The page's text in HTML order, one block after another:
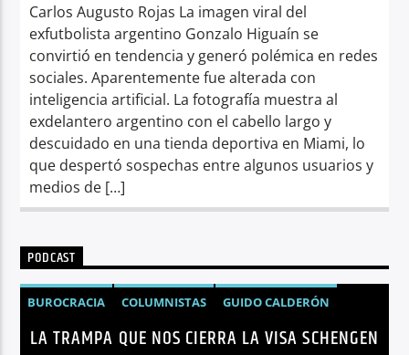
Carlos Augusto Rojas La imagen viral del
exfutbolista argentino Gonzalo Higuaín se
convirtió en tendencia y generó polémica en redes
sociales. Aparentemente fue alterada con
inteligencia artificial. La fotografía muestra al
exdelantero argentino con el cabello largo y
descuidado en una tienda deportiva en Miami, lo
que despertó sospechas entre algunos usuarios y
medios de […]
PODCAST
BUROCRACIA COLUMNISTAS
GUIDO CALDERÓN
LIBRE COMERCIO
NOTICIAS
NOTICIAS ECUADOR
LA TRAMPA QUE NOS CIERRA LA VISA SCHENGEN